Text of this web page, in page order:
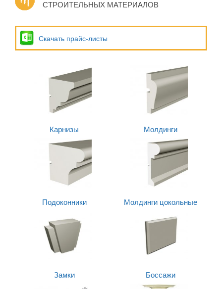
СТРОИТЕЛЬНЫХ МАТЕРИАЛОВ
Скачать прайс-листы
Карнизы Молдинги
Подоконники Молдинги цокольные
Замки Боссажи